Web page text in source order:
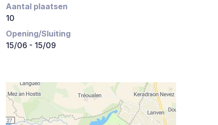
Aantal plaatsen
10
Opening/Sluiting
15/06 - 15/09